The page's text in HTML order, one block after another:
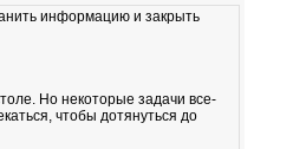
информацию и закрыть
Но некоторые задачи все-
чтобы дотянуться до